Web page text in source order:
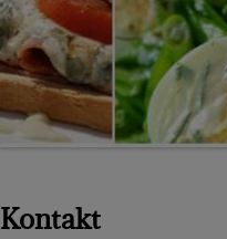
Kontakt